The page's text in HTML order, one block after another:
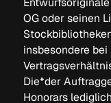
OG oder seinen
insbesondere
Die*der
Honorars